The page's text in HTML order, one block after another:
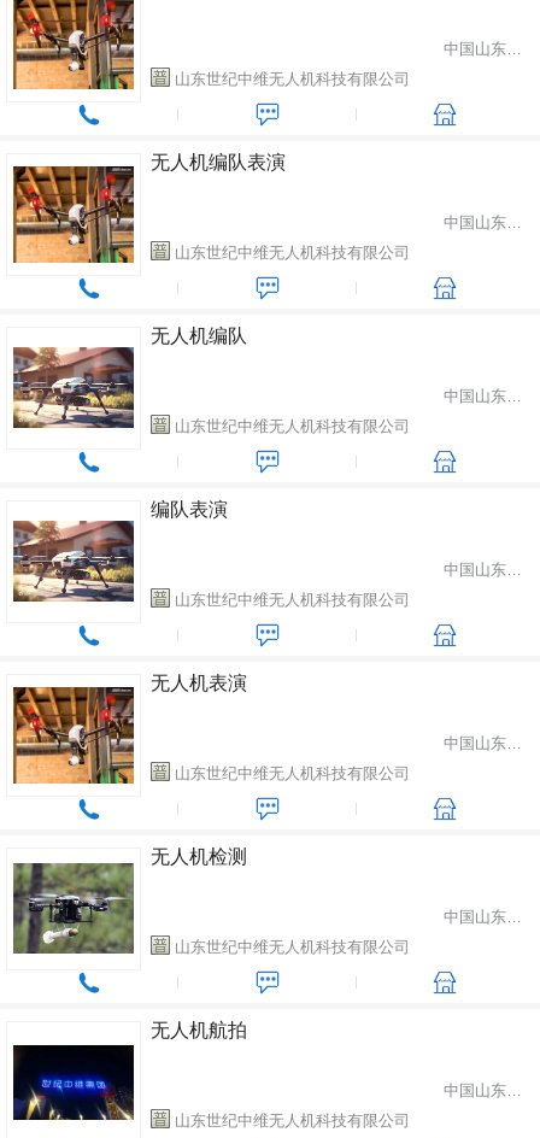
中国山东省潍坊市
山东世纪中维无人机科技有限公司
无人机编队表演
中国山东省潍坊市
山东世纪中维无人机科技有限公司
无人机编队
中国山东省潍坊市
山东世纪中维无人机科技有限公司
编队表演
中国山东省潍坊市
山东世纪中维无人机科技有限公司
无人机表演
中国山东省潍坊市
山东世纪中维无人机科技有限公司
无人机检测
中国山东省潍坊市
山东世纪中维无人机科技有限公司
无人机航拍
中国山东省潍坊市
山东世纪中维无人机科技有限公司